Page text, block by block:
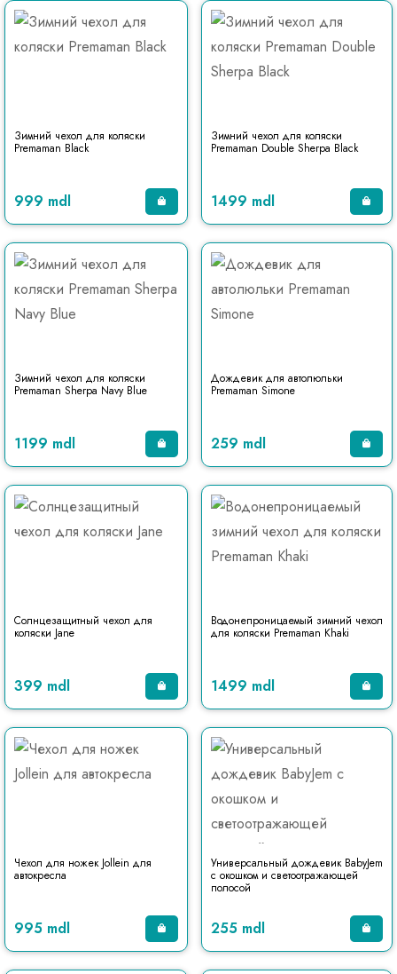
Зимний чехол для коляски
Premaman Black
999 mdl
Зимний чехол для коляски
Premaman Double Sherpa Black
1499 mdl
Зимний чехол для коляски
Premaman Sherpa Navy Blue
1199 mdl
Дождевик для автолюльки
Premaman Simone
259 mdl
Солнцезащитный чехол для
коляски Jane
399 mdl
Водонепроницаемый зимний чехол
для коляски Premaman Khaki
1499 mdl
Чехол для ножек Jollein для
автокресла
995 mdl
Универсальный дождевик BabyJem
с окошком и светоотражающей
полосой
255 mdl